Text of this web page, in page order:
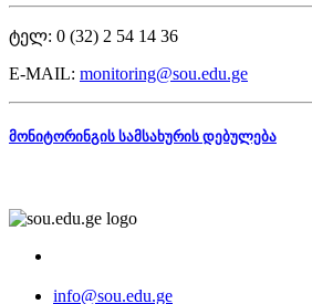
ტელ: 0 (32) 2 54 14 36
E-MAIL: monitoring@sou.edu.ge
მონიტორინგის სამსახურის დებულება
info@sou.edu.ge